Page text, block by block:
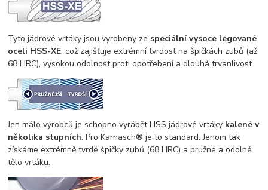
Tyto jádrové vrtáky jsou vyrobeny ze speciální vysoce legované
oceli HSS-XE, což zajišťuje extrémní tvrdost na špičkách zubů (až
68 HRC), vysokou odolnost proti opotřebení a dlouhá trvanlivost.
Jen málo výrobců je schopno vyrábět HSS jádrové vrtáky kalené v
několika stupních. Pro Karnasch® je to standard. Jenom tak
získáme extrémně tvrdé špičky zubů (68 HRC) a pružné a odolné
tělo vrtáku.